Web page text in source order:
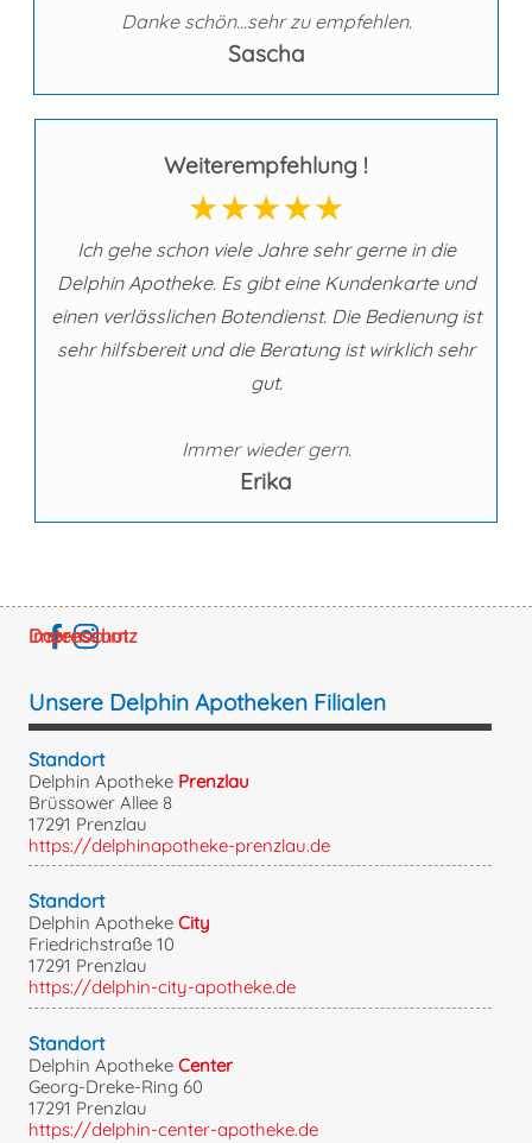
Danke schön...sehr zu empfehlen.
Sascha
Weiterempfehlung !
Ich gehe schon viele Jahre sehr gerne in die
Delphin Apotheke. Es gibt eine Kundenkarte und
einen verlässlichen Botendienst. Die Bedienung ist
sehr hilfsbereit und die Beratung ist wirklich sehr
gut.
Immer wieder gern.
Erika
Impressum
Datenschutz
Unsere Delphin Apotheken Filialen
Standort
Delphin Apotheke Prenzlau
Brüssower Allee 8
17291 Prenzlau
https://delphinapotheke-prenzlau.de
Standort
Delphin Apotheke City
Friedrichstraße 10
17291 Prenzlau
https://delphin-city-apotheke.de
Standort
Delphin Apotheke Center
Georg-Dreke-Ring 60
17291 Prenzlau
https://delphin-center-apotheke.de